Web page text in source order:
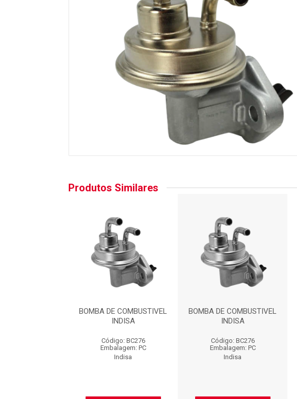
Produtos Similares
BOMBA DE COMBUSTIVEL
INDISA
Código: BC276
Embalagem: PC
Indisa
BOMBA DE COMBUSTIVEL
INDISA
Código: BC276
Embalagem: PC
Indisa